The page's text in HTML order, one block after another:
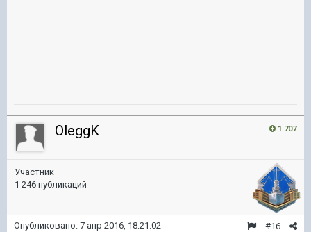
1 707
OleggK
Участник
1 246 публикаций
#16
Опубликовано: 7 апр 2016, 18:21:02